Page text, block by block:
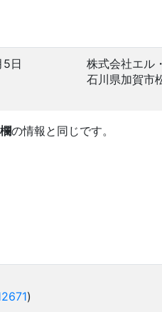
5日
株式会社エル
石川県加賀市
の情報と同じです。
)